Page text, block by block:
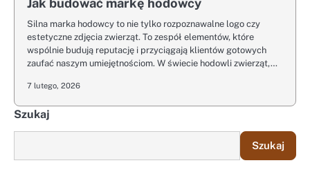
Jak budować markę hodowcy
Silna marka hodowcy to nie tylko rozpoznawalne logo czy
estetyczne zdjęcia zwierząt. To zespół elementów, które
wspólnie budują reputację i przyciągają klientów gotowych
zaufać naszym umiejętnościom. W świecie hodowli zwierząt,…
7 lutego, 2026
Szukaj
Szukaj